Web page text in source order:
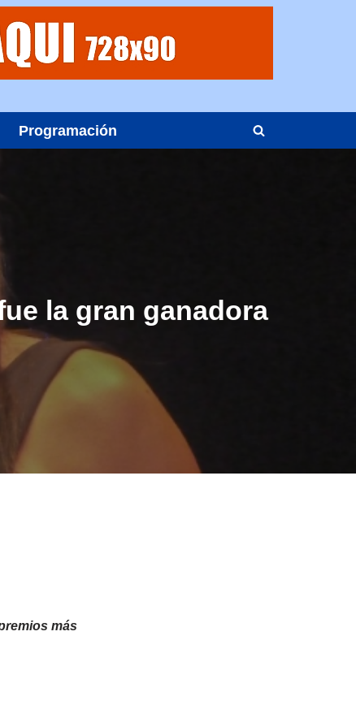
Programación
la gran ganadora
más